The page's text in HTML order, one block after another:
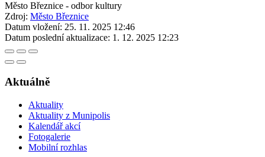
Město Březnice - odbor kultury
Zdroj: Město Březnice
Datum vložení: 25. 11. 2025 12:46
Datum poslední aktualizace: 1. 12. 2025 12:23
Aktuálně
Aktuality
Aktuality z Munipolis
Kalendář akcí
Fotogalerie
Mobilní rozhlas